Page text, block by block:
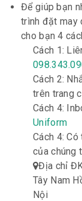
Để giúp bạn
trình đặt may
cho bạn 4
Cách 1:
Cách 2:
trên trang
Cách 4:
Uniform
Cách 4:
của chúng
Địa chỉ
Tây Nam
Nội